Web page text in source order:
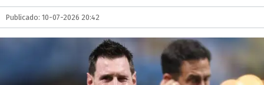
Publicado: 10-07-2026 20:42